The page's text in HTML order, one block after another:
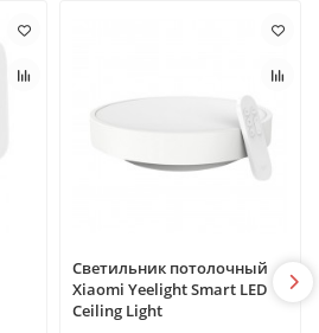
Светильник потолочный
Xiaomi Yeelight Smart LED
Ceiling Light